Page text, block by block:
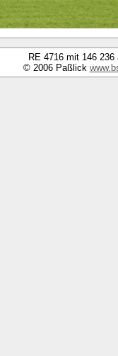
RE 4716 mit 146
© 2006 Paßlick